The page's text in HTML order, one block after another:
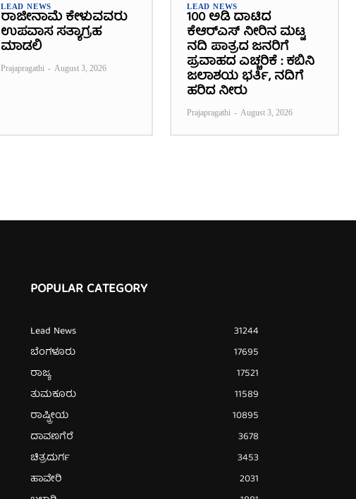
LEAD NEWS
ರಾಜೀನಾಮೆ ಕೇಳುವವರು
ಉಪವಾಸ ಸತ್ಯಾಗ್ರಹ
ಮಾಡಲಿ
Prajapragathi - August 3, 2026
LEAD NEWS
100 ಅಡಿ ದಾಟಿದ
ಕೆಆರ್‌ಎಸ್ ನೀರಿನ ಮಟ್ಟ
ನದಿ ಪಾತ್ರದ ಜನರಿಗೆ
ಪ್ರವಾಹದ ಎಚ್ಚರಿಕೆ : ಕಬಿನಿ
ಜಲಾಶಯ ಭರ್ತಿ, ನದಿಗೆ
ಹರಿದ ನೀರು
Prajapragathi - August 3, 2026
POPULAR CATEGORY
Lead News
31244
ಬೆಂಗಳೂರು
17695
ರಾಜ್ಯ
17521
ತುಮಕೂರು
11589
ರಾಷ್ಟ್ರೀಯ
10895
ದಾವಣಗೆರೆ
3678
ಚಿತ್ರದುರ್ಗ
3453
ಹಾವೇರಿ
2031